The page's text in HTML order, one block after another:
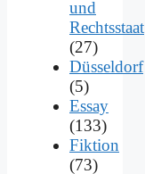
und
Rechtsstaat
(27)
Düsseldorf
(5)
Essay
(133)
Fiktion
(73)